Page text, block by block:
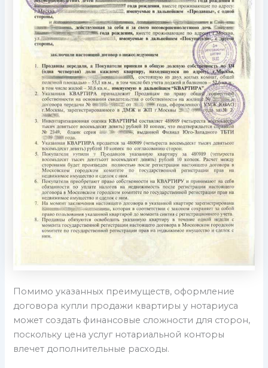
Помимо указанных преимуществ, оформление
договора купли продажи квартиры у нотариуса
может создать финансовые сложности для сторон,
поскольку цена услуг нотариальной конторы
влечет дополнительные расходы.